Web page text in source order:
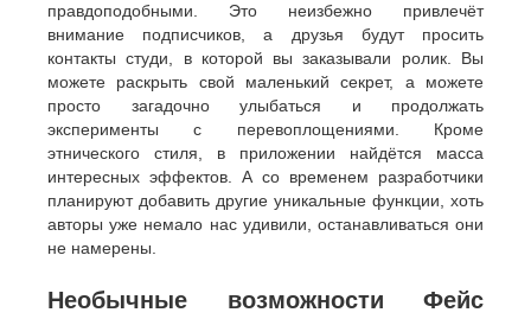
правдоподобными. Это неизбежно привлечёт
внимание подписчиков, а друзья будут просить
контакты студи, в которой вы заказывали ролик. Вы
можете раскрыть свой маленький секрет, а можете
просто загадочно улыбаться и продолжать
эксперименты с перевоплощениями. Кроме
этнического стиля, в приложении найдётся масса
интересных эффектов. А со временем разработчики
планируют добавить другие уникальные функции, хоть
авторы уже немало нас удивили, останавливаться они
не намерены.
Необычные возможности Фейс